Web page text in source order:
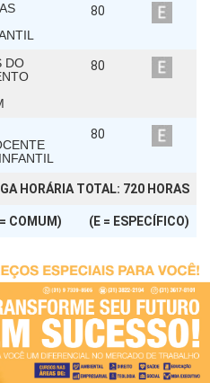
80
DO
80
80
HORÁRIA TOTAL: 720 HORAS
COMUM) (E = ESPECÍFICO)